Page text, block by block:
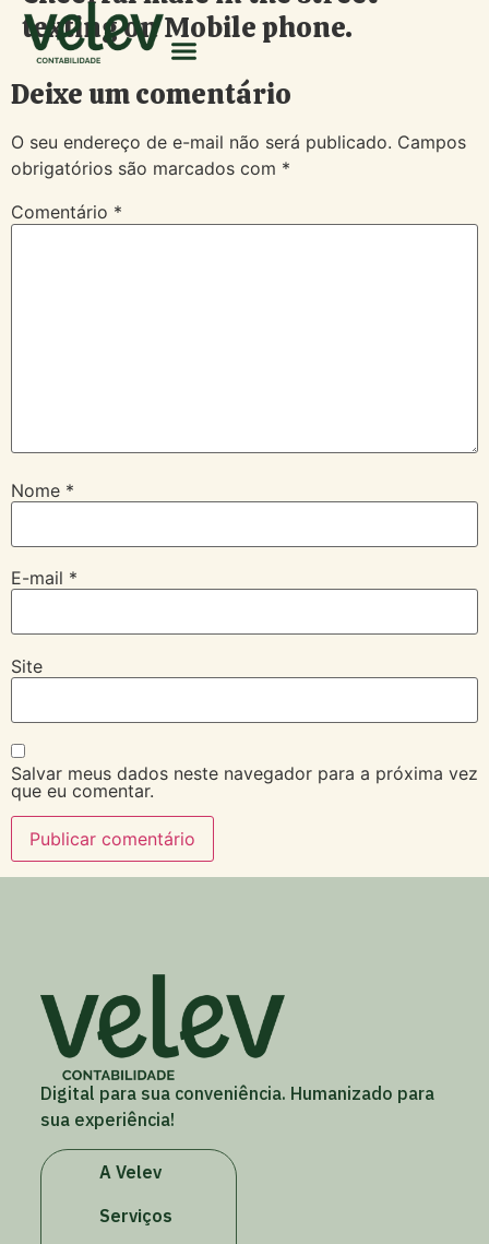
texting on Mobile phone.
Deixe um comentário
O seu endereço de e-mail não será publicado. Campos
obrigatórios são marcados com *
Comentário *
Nome *
E-mail *
Site
Salvar meus dados neste navegador para a próxima vez
que eu comentar.
Digital para sua conveniência. Humanizado para
sua experiência!
A Velev
Serviços